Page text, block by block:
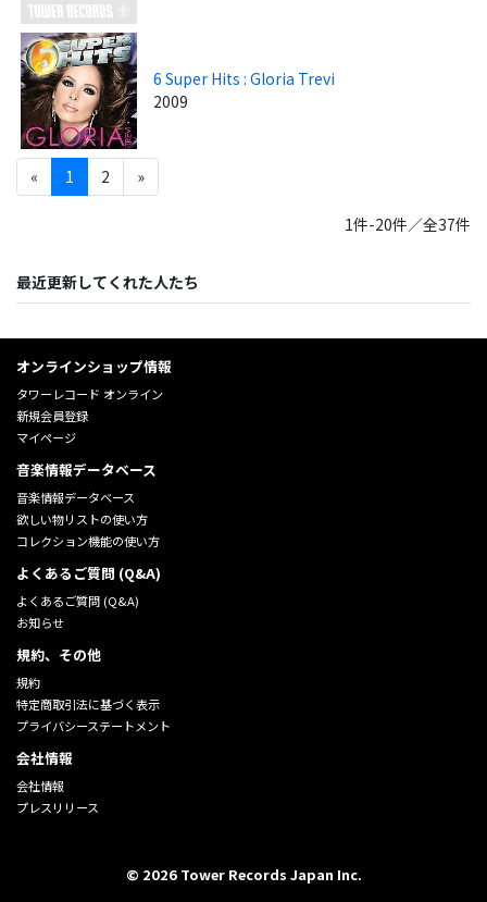
6 Super Hits : Gloria Trevi
2009
« 1 2 »
1件-20件／全37件
最近更新してくれた人たち
オンラインショップ情報
タワーレコード オンライン
新規会員登録
マイページ
音楽情報データベース
音楽情報データベース
欲しい物リストの使い方
コレクション機能の使い方
よくあるご質問 (Q&A)
よくあるご質問 (Q&A)
お知らせ
規約、その他
規約
特定商取引法に基づく表示
プライバシーステートメント
会社情報
会社情報
プレスリリース
© 2026Tower Records Japan Inc.